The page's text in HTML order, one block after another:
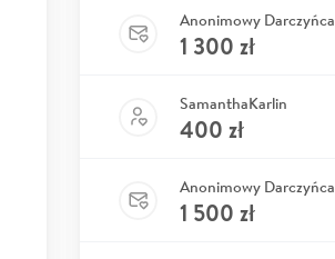
Anonimowy Darczyńca
1 300 zł
SamanthaKarlin
400 zł
Anonimowy Darczyńca
1 500 zł